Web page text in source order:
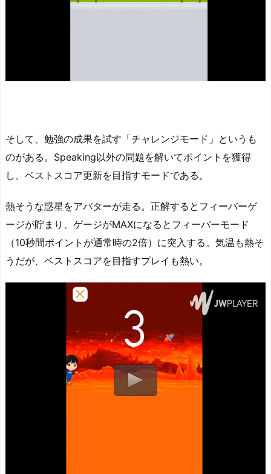
そして、勉強の成果を試す「チャレンジモード」というも
のがある。Speaking以外の問題を解いてポイントを獲得
し、ベストスコア更新を目指すモードである。
熱そうな惑星をアバターが走る。正解するとフィーバーゲ
ージが貯まり、ゲージがMAXになるとフィーバーモード
（10秒間ポイントが通常時の2倍）に突入する。気温も熱そ
うだが、ベストスコアを目指すプレイも熱い。